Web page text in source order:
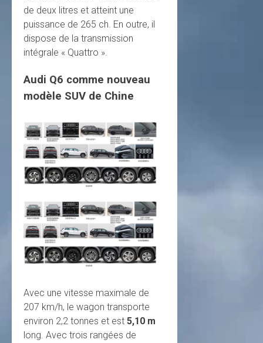
de deux litres et atteint une
puissance de 265 ch. En outre, il
dispose de la transmission
intégrale « Quattro ».
Audi Q6 comme nouveau
modèle SUV de Chine
Avec une vitesse maximale de
207 km/h, le wagon transporte
environ 2,2 tonnes et est 5,10 m
long. Avec trois rangées de